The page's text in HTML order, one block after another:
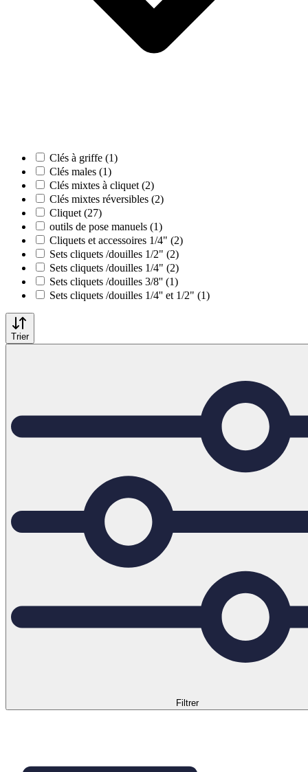
Clés à griffe (1)
Clés males (1)
Clés mixtes à cliquet (2)
Clés mixtes réversibles (2)
Cliquet (27)
outils de pose manuels (1)
Cliquets et accessoires 1/4" (2)
Sets cliquets /douilles 1/2" (2)
Sets cliquets /douilles 1/4" (2)
Sets cliquets /douilles 3/8'' (1)
Sets cliquets /douilles 1/4'' et 1/2" (1)
Trier
Filtrer